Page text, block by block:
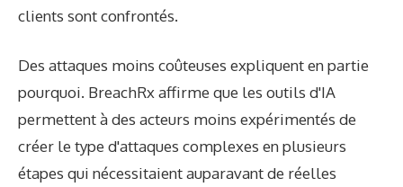
clients sont confrontés.
Des attaques moins coûteuses expliquent en partie
pourquoi. BreachRx affirme que les outils d'IA
permettent à des acteurs moins expérimentés de
créer le type d'attaques complexes en plusieurs
étapes qui nécessitaient auparavant de réelles